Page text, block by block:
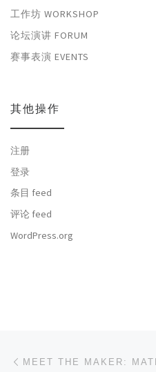
工作坊 WORKSHOP
论坛演讲 FORUM
赛事表演 EVENTS
其他操作
注册
登录
条目 feed
评论 feed
WordPress.org
文章导航
MEET THE MAKER: